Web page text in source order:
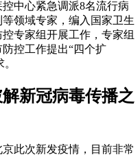
中心紧急调派8名流行病
领域专家，编入国家卫生
专家组开展工作，专家组
控工作提出“四个扩
新冠病毒传播之
此次新发疫情，目前非常